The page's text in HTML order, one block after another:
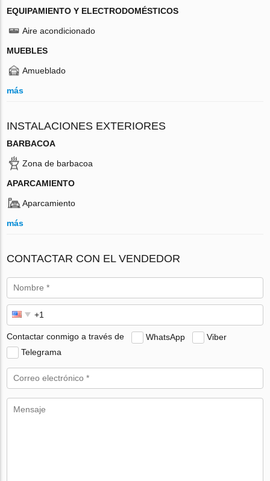
EQUIPAMIENTO Y ELECTRODOMÉSTICOS
Aire acondicionado
MUEBLES
Amueblado
más
INSTALACIONES EXTERIORES
BARBACOA
Zona de barbacoa
APARCAMIENTO
Aparcamiento
más
CONTACTAR CON EL VENDEDOR
Contactar conmigo a través de WhatsApp
Viber
Telegrama